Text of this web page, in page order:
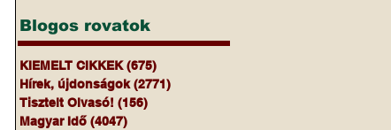
Blogos rovatok
KIEMELT CIKKEK (675)
Hírek, újdonságok (2771)
Tisztelt Olvasó! (156)
Magyar Idő (4047)